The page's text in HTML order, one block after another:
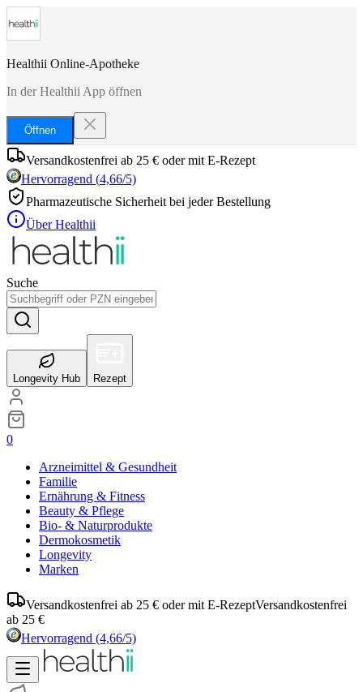
Healthii Online-Apotheke
In der Healthii App öffnen
Öffnen
Versandkostenfrei ab 25 € oder mit E-Rezept
Hervorragend (4,66/5)
Pharmazeutische Sicherheit bei jeder Bestellung
Über Healthii
Suche
Longevity Hub Rezept
0
Arzneimittel & Gesundheit
Familie
Ernährung & Fitness
Beauty & Pflege
Bio- & Naturprodukte
Dermokosmetik
Longevity
Marken
Versandkostenfrei ab 25 € oder mit E-RezeptVersandkostenfrei
ab 25 €
Hervorragend (4,66/5)